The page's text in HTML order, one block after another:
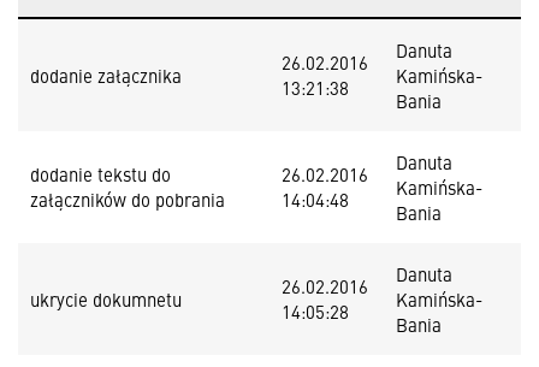
dodanie załącznika
26.02.2016
13:21:38
Danuta
Kamińska-
Bania
dodanie tekstu do
załączników do pobrania
26.02.2016
14:04:48
Danuta
Kamińska-
Bania
ukrycie dokumnetu
26.02.2016
14:05:28
Danuta
Kamińska-
Bania